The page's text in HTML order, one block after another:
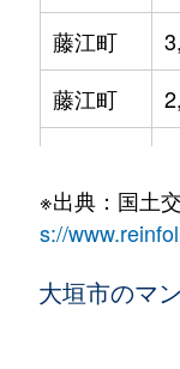
藤江町
藤江町
見取町
※出典：国土
s://
大垣市のマ